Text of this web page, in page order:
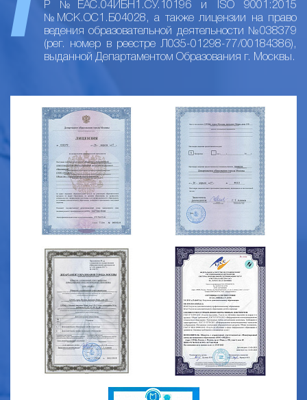
Р №ЕАС.04ИБН1.СУ.10196 и ISO 9001:2015
№МСК.ОС1.Б04028, а также лицензии на право
ведения образовательной деятельности №038379
(рег. номер в реестре Л035-01298-77/00184386),
выданной Департаментом Образования г. Москвы.